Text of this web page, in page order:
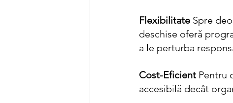
Flexibilitate Spre
deschise oferă
a le perturba
Cost-Eficient Pentru
accesibilă decât